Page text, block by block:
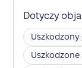
Dotyczy
Uszkodzony